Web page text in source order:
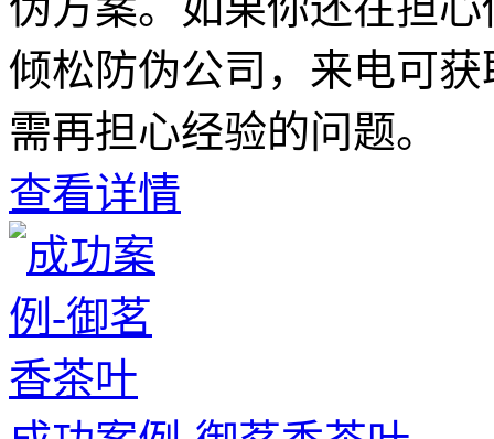
倾松防伪公司，来电可
需再担心经验的问题。
查看详情